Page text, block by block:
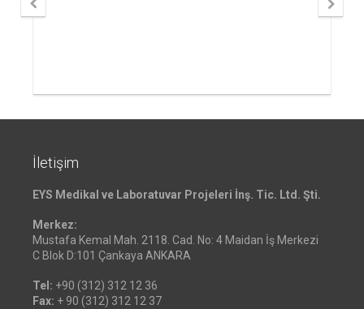
İletişim
EYS Medikal ve Laboratuvar Projeleri İnş. Tic. Ltd. Şti.
Merkez:
Mustafa Kemal Mah. 2118. Cad. No: 4 Maidan İş Merkezi
C Blok D:101 Çankaya ANKARA
Tel: +90 (312) 312 12 36
Fax: + 90 (312) 312 12 37